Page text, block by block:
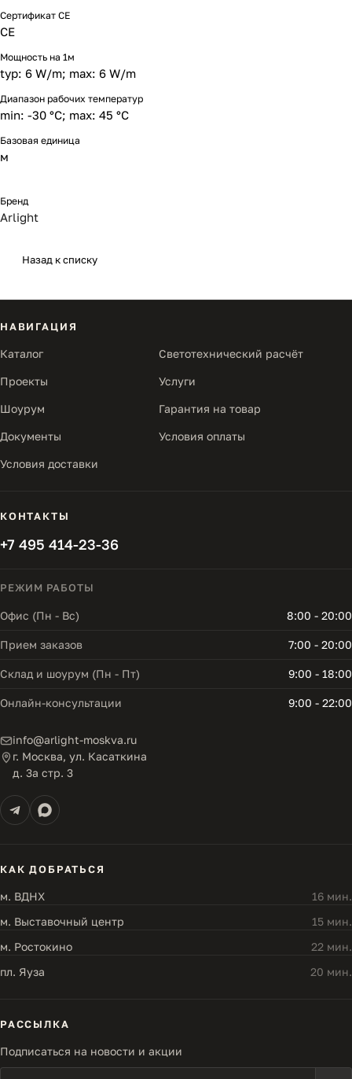
Сертификат CE
CE
Мощность на 1м
typ: 6 W/m; max: 6 W/m
Диапазон рабочих температур
min: -30 °C; max: 45 °C
Базовая единица
м
Бренд
Arlight
Назад к списку
НАВИГАЦИЯ
Каталог Светотехнический расчёт
Проекты Услуги
Шоурум Гарантия на товар
Документы Условия оплаты
Условия доставки
КОНТАКТЫ
+7 495 414-23-36
РЕЖИМ РАБОТЫ
Офис (Пн - Вс) 8:00 - 20:00
Прием заказов 7:00 - 20:00
Склад и шоурум (Пн - Пт) 9:00 - 18:00
Онлайн-консультации 9:00 - 22:00
info@arlight-moskva.ru
г. Москва, ул. Касаткина
д. 3а стр. 3
КАК ДОБРАТЬСЯ
м. ВДНХ
16 мин.
м. Выставочный центр
15 мин.
м. Ростокино
22 мин.
пл. Яуза
20 мин.
РАССЫЛКА
Подписаться на новости и акции